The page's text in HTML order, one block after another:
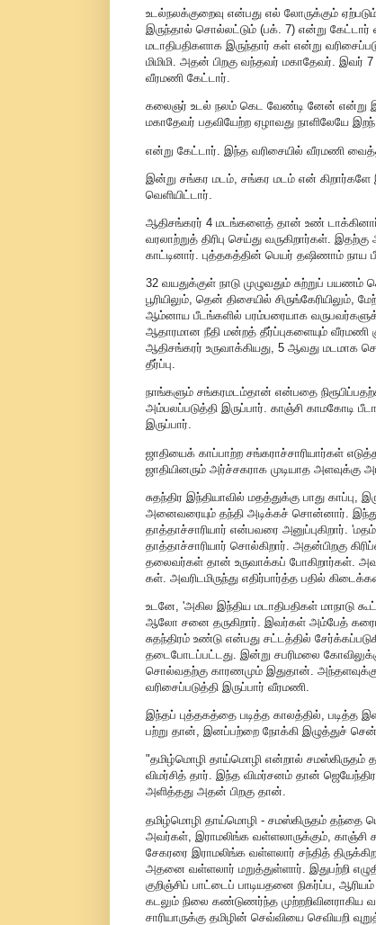
உடல்நலக்குறைவு என்பது எல் லோருக்கும்
இருந்தால் சொல்லட்டும் (பக். 7) என்று
மடாதிபதிகளாக இருந்தார் கள் என்று
மிமிமி. அதன் பிறகு வந்தவர் மகாதேவர். இவர்
வீரமணி கேட்டார்.
கலைஞர் உடல் நலம் கெட வேண்டி னேன் என்று
மகாதேவர் பதவியேற்ற ஏழாவது நாளிலேயே
என்று கேட்டார். இந்த வரிசையில் வீரமணி
இன்று சங்கர மடம், சங்கர மடம் என்
வெளியிட்டார்.
ஆதிசங்கரர் 4 மடங்களைத் தான் உண்
வரலாற்றுத் திரிபு செய்து வருகிறார்கள்.
காட்டினார். புத்தகத்தின் பெயர் தஷிணாம் நாய
32 வயதுக்குள் நாடு முழுவதும் சுற்றுப்
பூரியிலும், தென் திசையில்
ஆம்னாய பீடங்களில் பரம்பரையாக
ஆதாரமான நீதி மன்றத் தீர்ப்புகளையும் வீரமணி
ஆதிசங்கரர் உருவாக்கியது, 5 ஆவது மடமாக
தீர்ப்பு.
நாங்களும் சங்கரமடம்தான் என்பதை
அம்பலப்படுத்தி இருப்பார். காஞ்சி
இருப்பார்.
ஜாதியைக் காப்பாற்ற சங்கராச்சாரியார்கள்
ஜாதியினரும் அர்ச்சகராக முடியாத அளவுக்கு
சுதந்திர இந்தியாவில் மதத்துக்கு பாது
அனைவரையும் தந்தி அடிக்கச் சொன்னார்.
தாத்தாச்சாரியார் என்பவரை அனுப்புகிறார்.
தாத்தாச்சாரியார் சொல்கிறார். அதன்பிறகு
தலைவர்கள் தான் உருவாக்கப் போகிறார்கள்.
கள். அவரிடமிருந்து எதிர்பார்த்த பதில்
உடனே, 'அகில இந்திய மடாதிபதிகள் மாநாடு
ஆலோ சனை தருகிறார். இவர்கள் அம்பேத் கரையும்
சுதந்திரம் உண்டு என்பது சட்டத்தில்
தடைபோடப்பட்டது. இன்று சபரிமலை
சொல்வதற்கு காரணமும் இதுதான்.
வரிசைப்படுத்தி இருப்பார் வீரமணி.
இந்தப் புத்தகத்தை படித்த காலத்தில்,
பற்று தான், இனப்பற்றை நோக்கி இழுத்துச்
"தமிழ்மொழி தாய்மொழி என்றால்
விமர்சித் தார். இந்த விமர்சனம் தான்
அளித்தது அதன் பிறகு தான்.
தமிழ்மொழி தாய்மொழி - சமஸ்கிருதம் தந்தை
அவர்கள், இராமலிங்க வள்ளலாருக்கும், காஞ்சி
சேகரரை இராமலிங்க வள்ளலார் சந்தித்
அதனை வள்ளலார் மறுத்துள்ளார். இதுபற்றி
குறிஞ்சிப் பாட்டைப் பாடியதனை நிகர்ப்ப,
கடலும் நிலை கண்டுணர்ந்த
சாரியாருக்கு தமிழின் செவ்வியை செவியறி